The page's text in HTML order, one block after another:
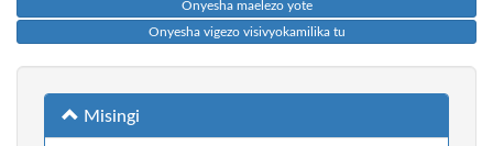
Onyesha maelezo yote
Onyesha vigezo visivyokamilika tu
Misingi